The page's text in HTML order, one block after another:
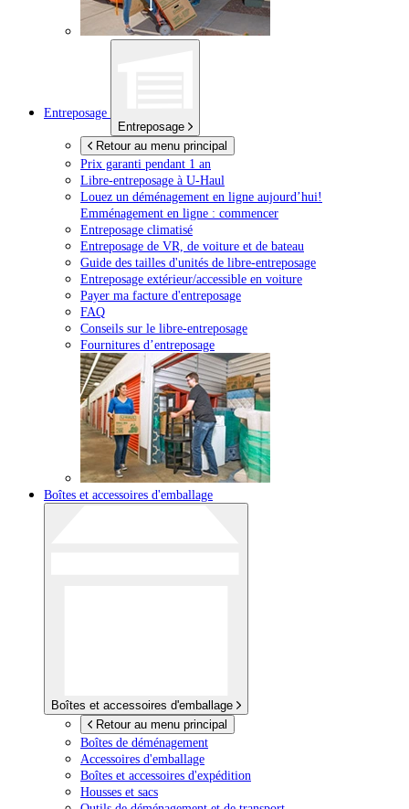
Entreposage
Entreposage
Retour au menu principal
Prix garanti pendant 1 an
Libre-entreposage à U-Haul
Louez un déménagement en ligne aujourd’hui!
Emménagement en ligne : commencer
Entreposage climatisé
Entreposage de VR, de voiture et de bateau
Guide des tailles d'unités de libre-entreposage
Entreposage extérieur/accessible en voiture
Payer ma facture d'entreposage
FAQ
Conseils sur le libre-entreposage
Fournitures d’entreposage
Boîtes et accessoires d'emballage
Boîtes et accessoires d'emballage
Retour au menu principal
Boîtes de déménagement
Accessoires d'emballage
Boîtes et accessoires d'expédition
Housses et sacs